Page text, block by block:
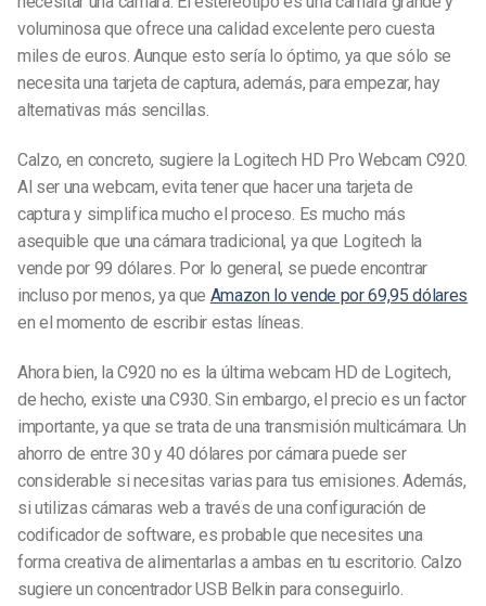
voluminosa que ofrece una calidad excelente pero cuesta
miles de euros. Aunque esto sería lo óptimo, ya que sólo se
necesita una tarjeta de captura, además, para empezar, hay
alternativas más sencillas.
Calzo, en concreto, sugiere la Logitech HD Pro Webcam C920.
Al ser una webcam, evita tener que hacer una tarjeta de
captura y simplifica mucho el proceso. Es mucho más
asequible que una cámara tradicional, ya que Logitech la
vende por 99 dólares. Por lo general, se puede encontrar
incluso por menos, ya que Amazon lo vende por 69,95 dólares
en el momento de escribir estas líneas.
Ahora bien, la C920 no es la última webcam HD de Logitech,
de hecho, existe una C930. Sin embargo, el precio es un factor
importante, ya que se trata de una transmisión multicámara. Un
ahorro de entre 30 y 40 dólares por cámara puede ser
considerable si necesitas varias para tus emisiones. Además,
si utilizas cámaras web a través de una configuración de
codificador de software, es probable que necesites una
forma creativa de alimentarlas a ambas en tu escritorio. Calzo
sugiere un concentrador USB Belkin para conseguirlo.